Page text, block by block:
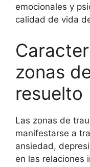
emocionales y
calidad de vida
zonas
resuelto
Las zonas de
manifestarse a
ansiedad,
en las relaciones